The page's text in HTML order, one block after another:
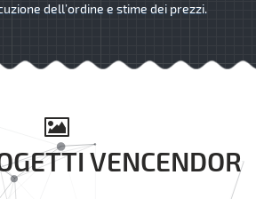
dell’ordine e stime dei prezzi.
VENCENDOR